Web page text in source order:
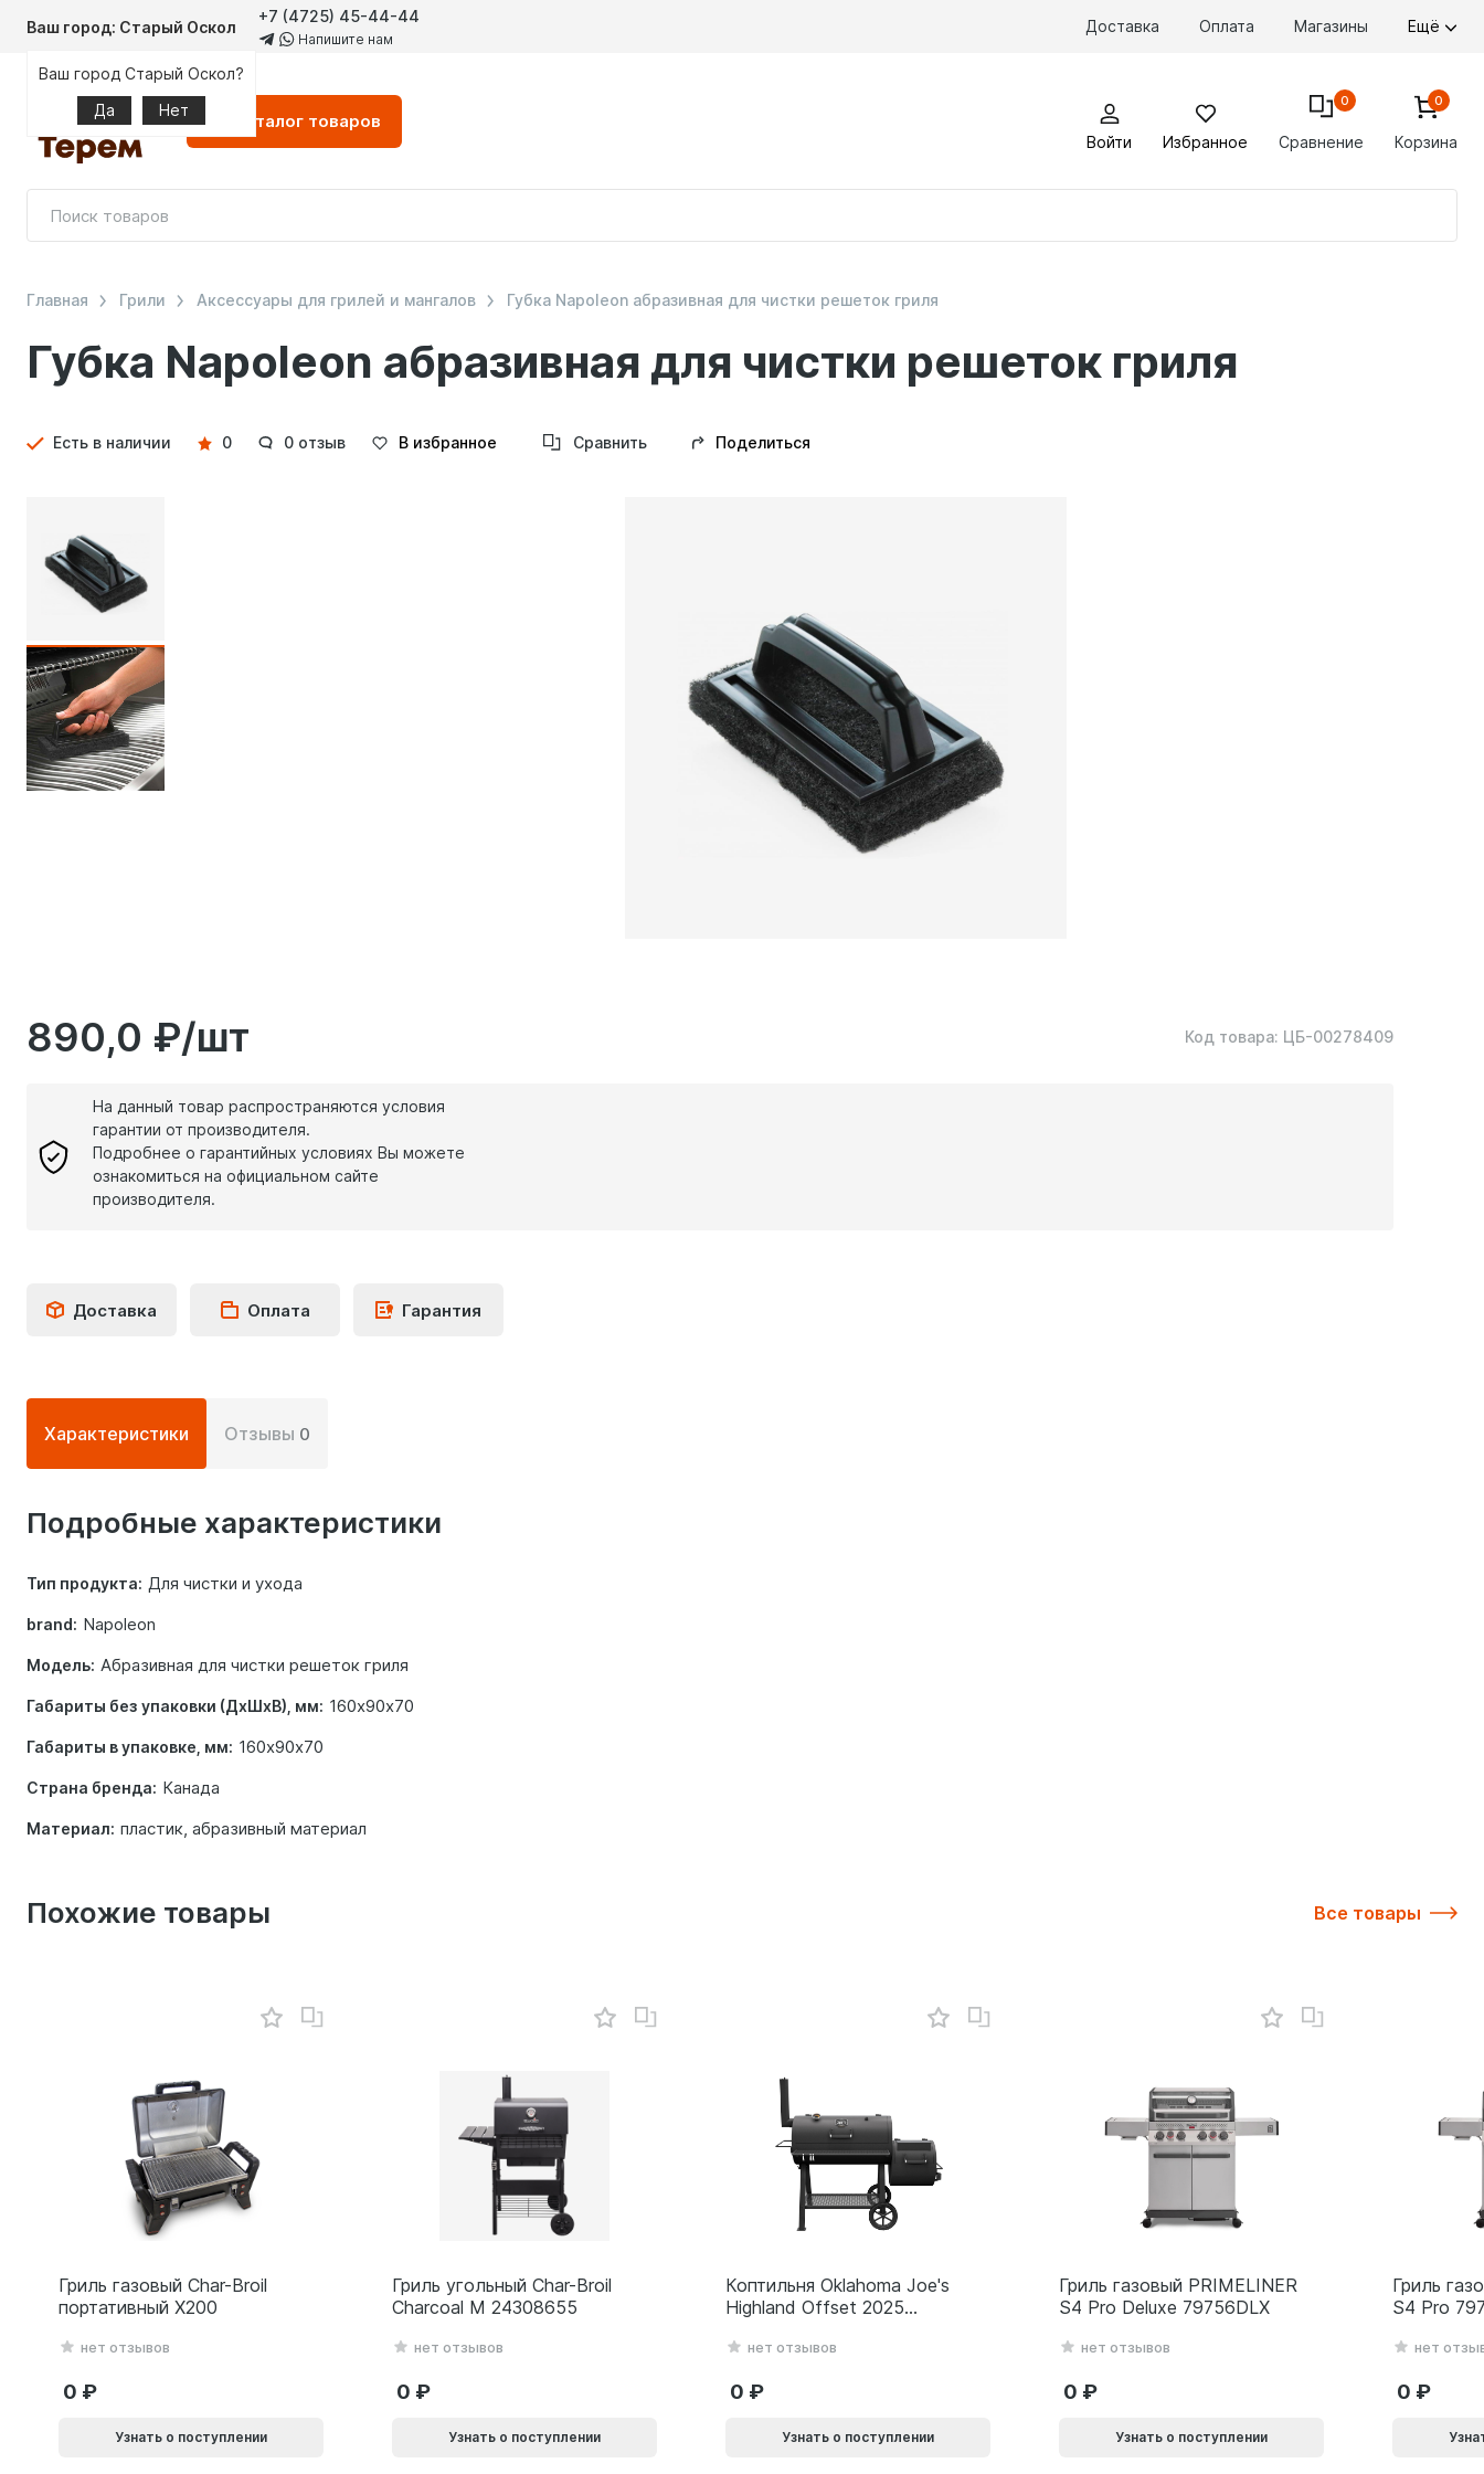
Ваш город: Старый Оскол
Ваш город Старый Оскол?
Да
Нет
+7 (4725) 45-44-44
Напишите нам
Доставка Оплата Магазины Ещё
Каталог товаров
Войти Избранное Сравнение
0
Корзина
0
Губка Napoleon абразивная для чистки решеток гриля
Главная Грили Аксессуары для грилей и мангалов Губка Napoleon абразивная для чистки решеток гриля
Детали
Есть в наличии 0 0 отзыв В избранное Сравнить Поделиться
Код товара: ЦБ-00278409
890,0 ₽/шт
На данный товар распространяются условия
гарантии от производителя.
Подробнее о гарантийных условиях Вы можете
ознакомиться на официальном сайте
производителя.
Доставка Оплата Гарантия
информация
товаре
Характеристики Отзывы 0
Подробные характеристики
Тип продукта: Для чистки и ухода
brand: Napoleon
Модель: Абразивная для чистки решеток гриля
Габариты без упаковки (ДхШхВ), мм: 160х90х70
Габариты в упаковке, мм: 160х90х70
Страна бренда: Канада
Материал: пластик, абразивный материал
Похожие товары Все товары
Гриль газовый Char-Broil
портативный X200
нет отзывов
0
Узнать о поступлении
Гриль угольный Char-Broil
Charcoal M 24308655
нет отзывов
0
Узнать о поступлении
Коптильня Oklahoma Joe's
Highland Offset 2025
нет отзывов
0
Узнать о поступлении
Гриль газовый PRIMELINER
S4 Pro Deluxe 79756DLX
нет отзывов
0
Узнать о поступлении
Гриль
S4 Pro
нет
0